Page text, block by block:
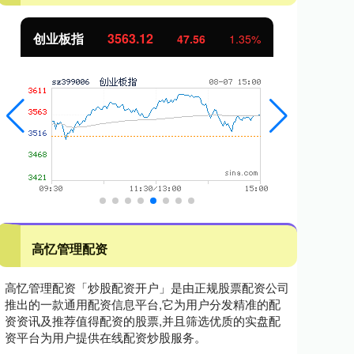
创业板指 3563.12 47.56 1.35%
高忆管理配资
高忆管理配资「炒股配资开户」是由正规股票配资公司
推出的一款通用配资信息平台,它为用户分发精准的配
资资讯及推荐值得配资的股票,并且筛选优质的实盘配
资平台为用户提供在线配资炒股服务。